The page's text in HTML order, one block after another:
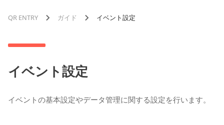
QR ENTRY ガイド イベント設定
イベント設定
イベントの基本設定やデータ管理に関する設定を行います。